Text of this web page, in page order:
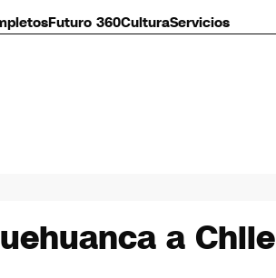
Futuro 360CulturaServicios
a Chile